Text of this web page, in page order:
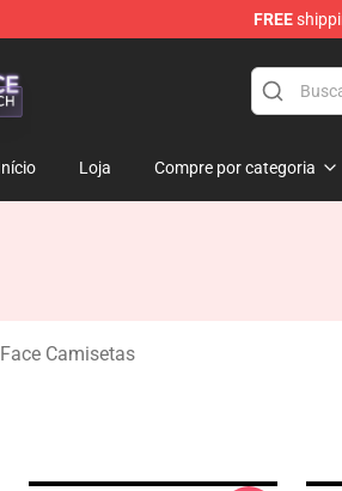
FREE
Loja Compre por categoria
Camisetas